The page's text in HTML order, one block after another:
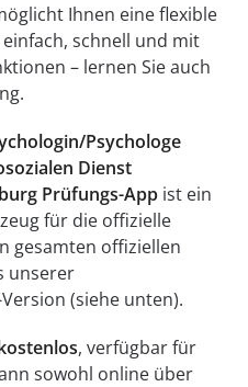
Ihnen eine flexible
schnell und mit
– lernen Sie auch
Psychologe
Dienst
Prüfungs-App ist ein
für die offizielle
gesamten offiziellen
unserer
(siehe unten).
, verfügbar für
sowohl online über